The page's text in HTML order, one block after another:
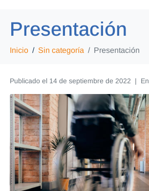
Presentación
Inicio Sin categoría Presentación
Publicado el 14 de septiembre de 2022 En